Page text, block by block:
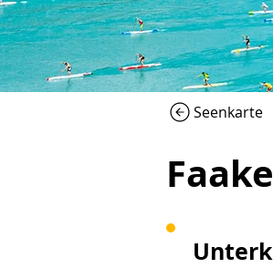
Seenkarte